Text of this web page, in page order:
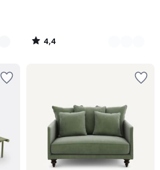
4,4
/